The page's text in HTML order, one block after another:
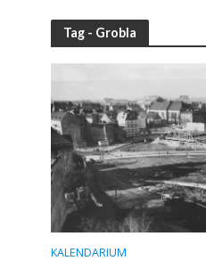
Tag - Grobla
KALENDARIUM